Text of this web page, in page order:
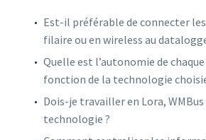
Est-il préférable de connecter
filaire ou en wireless au
Quelle est l’autonomie de
fonction de la technologie
Dois-je travailler en Lora,
technologie ?